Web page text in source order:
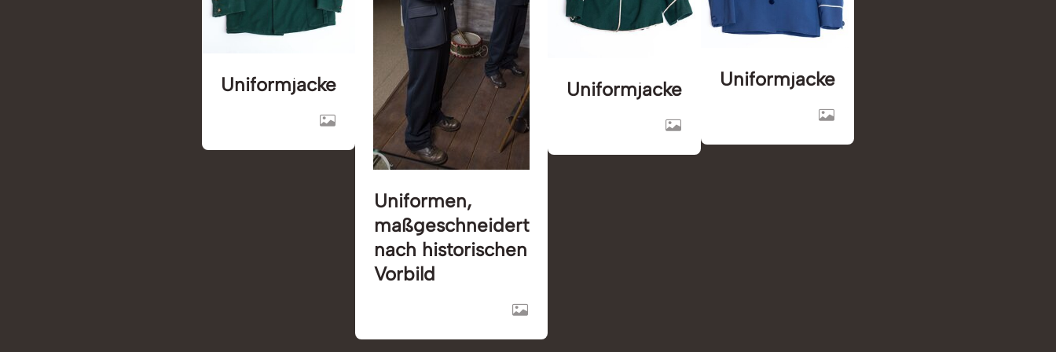
Uniformjacke
Uniformen,
maßgeschneidert
nach historischen
Vorbild
Uniformjacke Uniformjacke